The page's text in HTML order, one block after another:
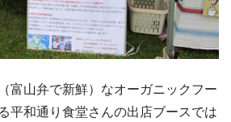
富山弁で新鮮）なオーガニックフー
平和通り食堂さんの出店ブースでは